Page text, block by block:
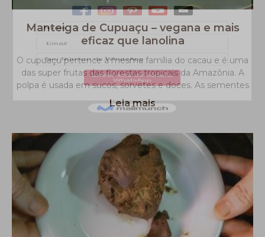
Manteiga de Cupuaçu – vegana e mais
eficaz que lanolina
O cupuaçu pertence à mesma família do cacau e é uma
das super frutas das florestas tropicais da Amazônia. A
polpa é usada em sucos, sorvetes e doces. As sementes
Leia mais